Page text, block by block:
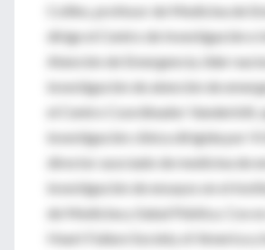
Collins, profesor de Medicina de
dirige el Centro de Investigación e
Atención de Emergencia, líder
investigación de atención de
el Centro Coordinador Vanderbilt,
investigación clínica dirigida por
director asociado de medicina de
investigación de ensayos en el
de Medicina y Salud Pública. Cox
Heart Failure Society of America y